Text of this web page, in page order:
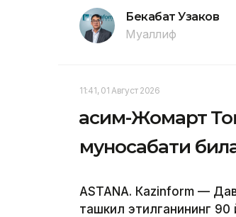
Бекабат Узаков
Муаллиф
11:41, 01 Август 2026
Қасим-Жомарт
муносабати
ASTANА. Кazinform —
ташкил этилганининг